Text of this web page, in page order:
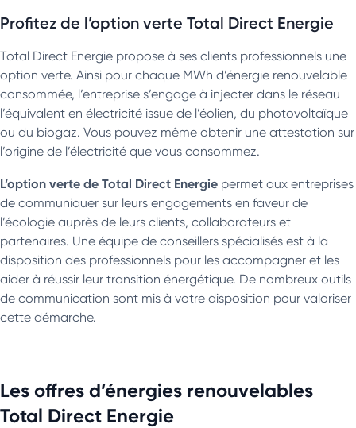
Profitez de l’option verte Total Direct Energie
Total Direct Energie propose à ses clients professionnels une
option verte. Ainsi pour chaque MWh d’énergie renouvelable
consommée, l’entreprise s’engage à injecter dans le réseau
l’équivalent en électricité issue de l’éolien, du photovoltaïque
ou du biogaz. Vous pouvez même obtenir une attestation sur
l’origine de l’électricité que vous consommez.
L’option verte de Total Direct Energie permet aux entreprises
de communiquer sur leurs engagements en faveur de
l’écologie auprès de leurs clients, collaborateurs et
partenaires. Une équipe de conseillers spécialisés est à la
disposition des professionnels pour les accompagner et les
aider à réussir leur transition énergétique. De nombreux outils
de communication sont mis à votre disposition pour valoriser
cette démarche.
Les offres d’énergies renouvelables
Total Direct Energie